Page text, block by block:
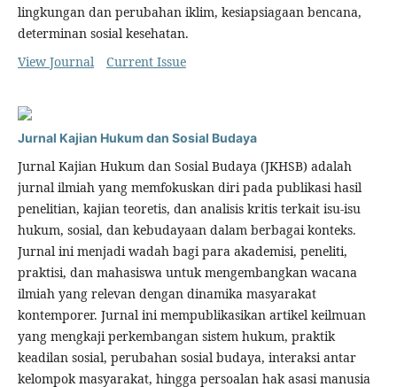
lingkungan dan perubahan iklim, kesiapsiagaan bencana,
determinan sosial kesehatan.
View Journal
Current Issue
Jurnal Kajian Hukum dan Sosial Budaya
Jurnal Kajian Hukum dan Sosial Budaya (JKHSB) adalah
jurnal ilmiah yang memfokuskan diri pada publikasi hasil
penelitian, kajian teoretis, dan analisis kritis terkait isu-isu
hukum, sosial, dan kebudayaan dalam berbagai konteks.
Jurnal ini menjadi wadah bagi para akademisi, peneliti,
praktisi, dan mahasiswa untuk mengembangkan wacana
ilmiah yang relevan dengan dinamika masyarakat
kontemporer. Jurnal ini mempublikasikan artikel keilmuan
yang mengkaji perkembangan sistem hukum, praktik
keadilan sosial, perubahan sosial budaya, interaksi antar
kelompok masyarakat, hingga persoalan hak asasi manusia